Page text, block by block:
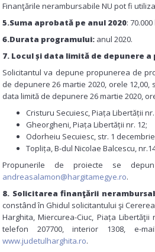
Finanţările nerambursabile NU pot fi
5.Suma aprobată pe anul 2020:
6.Durata programului: anul 2020.
7. Locul și data limită de depunere
Solicitantul va depune propunerea de
de depunere 26 martie 2020, orele
data limită de depunere 26 martie 2020,
Cristuru Secuiesc, Piața Libertății nr.
Gheorgheni, Piața Libertății nr. 12;
Odorheiu Secuiesc, str. 1
Toplița, B-dul Nicolae Balcescu,
Propunerile de proiecte se
andreasalamon@hargitamegye.ro.
8. Solicitarea finanţării
constând în Ghidul solicitantului şi
Harghita, Miercurea-Ciuc, Piața
telefon 207700, interior 1308, e-
www.judetulharghita.ro.